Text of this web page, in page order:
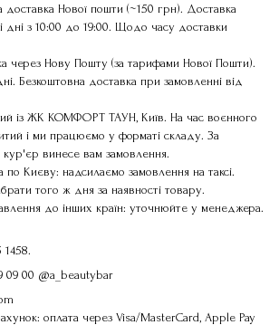
Нової пошти (~150 грн). Доставка
дні з 10:00 до 19:00. Щодо часу доставки
через Нову Пошту (за тарифами Нової Пошти).
Безкоштовна доставка при замовленні від
із ЖК КОМФОРТ ТАУН, Київ. На час воєнного
і ми працюємо у форматі складу. За
кур'єр винесе вам замовлення.
по Києву: надсилаємо замовлення на таксі.
того ж дня за наявності товару.
до інших країн: уточнюйте у менеджера.
1458.
09 00 @a_beautybar
оплата через Visa/MasterCard, Apple Pay